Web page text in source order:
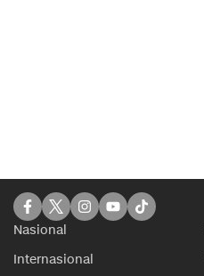
Nasional
Internasional